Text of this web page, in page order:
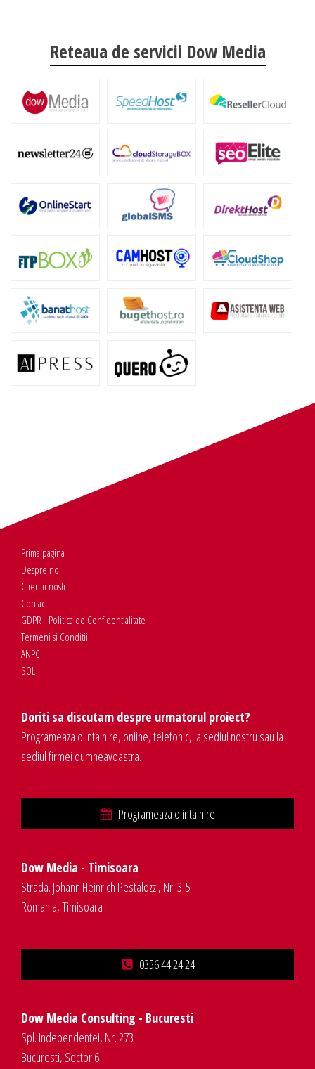
Reteaua de servicii Dow Media
Prima pagina
Despre noi
Clientii nostri
Contact
GDPR - Politica de Confidentialitate
Termeni si Conditii
ANPC
SOL
Doriti sa discutam despre urmatorul proiect?
Programeaza o intalnire, online, telefonic, la sediul nostru sau la
sediul firmei dumneavoastra.
Programeaza o intalnire
Dow Media - Timisoara
Strada. Johann Heinrich Pestalozzi, Nr. 3-5
Romania, Timisoara
0356 44 24 24
Dow Media Consulting - Bucuresti
Spl. Independentei, Nr. 273
Bucuresti, Sector 6